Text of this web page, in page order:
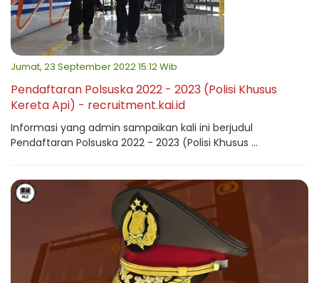
Jumat, 23 September 2022 15:12 Wib
Pendaftaran Polsuska 2022 - 2023 (Polisi Khusus
Kereta Api) - recruitment.kai.id
Informasi yang admin sampaikan kali ini berjudul
Pendaftaran Polsuska 2022 - 2023 (Polisi Khusus ...